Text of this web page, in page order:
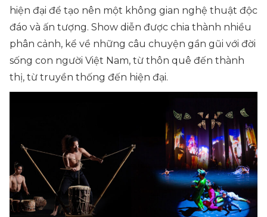
hiện đại để tạo nên một không gian nghệ thuật độc
đáo và ấn tượng. Show diễn được chia thành nhiều
phân cảnh, kể về những câu chuyện gần gũi với đời
sống con người Việt Nam, từ thôn quê đến thành
thị, từ truyền thống đến hiện đại.